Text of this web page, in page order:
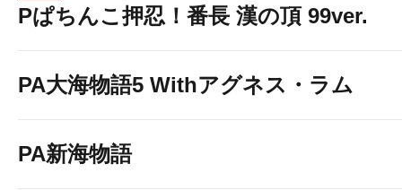
Pぱちんこ押忍！番長 漢の頂 99ver.
PA大海物語5 Withアグネス・ラム
PA新海物語